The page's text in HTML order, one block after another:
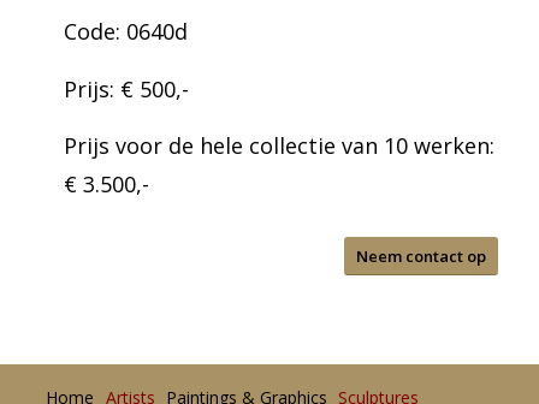
Code: 0640d
Prijs: € 500,-
Prijs voor de hele collectie van 10 werken:
€ 3.500,-
Neem contact op
Home Artists Paintings & Graphics Sculptures